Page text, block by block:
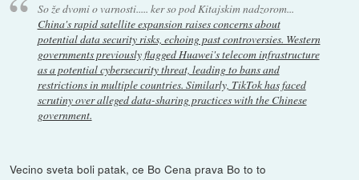
So že dvomi o varnosti..... ker so pod Kitajskim nadzorom...
China's rapid satellite expansion raises concerns about
potential data security risks, echoing past controversies. Western
governments previously flagged Huawei's telecom infrastructure
as a potential cybersecurity threat, leading to bans and
restrictions in multiple countries. Similarly, TikTok has faced
scrutiny over alleged data-sharing practices with the Chinese
government.
Vecino sveta boli patak, ce Bo Cena prava Bo to to